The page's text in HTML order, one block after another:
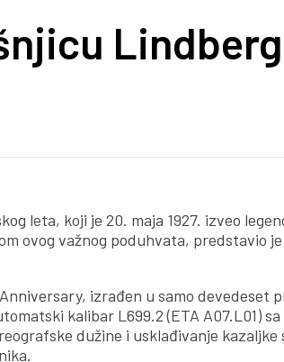
leta, koji je 20. maja 1927. izveo
ovog važnog poduhvata, predstavio
izrađen u samo devedeset
kalibar L699.2 (ETA A07.L01)
dužine i usklađivanje